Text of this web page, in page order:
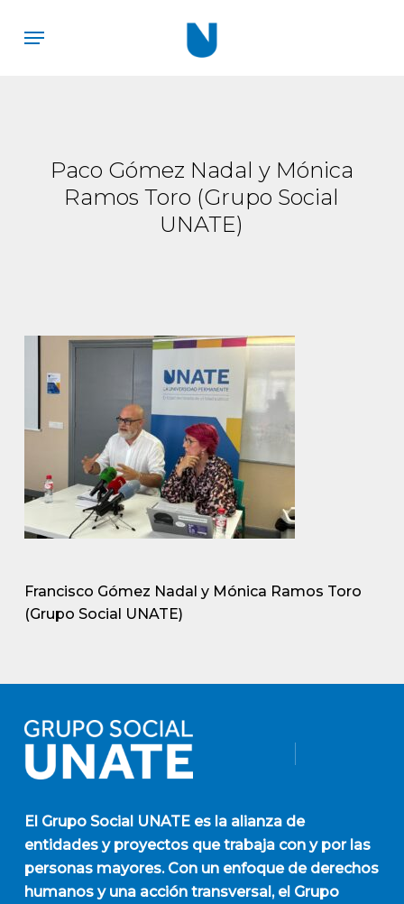
Menu
Paco Gómez Nadal y Mónica
Ramos Toro (Grupo Social
UNATE)
Francisco Gómez Nadal y Mónica Ramos Toro
(Grupo Social UNATE)
El Grupo Social UNATEes la alianza de
entidades y proyectos que trabaja con y por las
personas mayores. Con un enfoque de derechos
humanos y una acción transversal, el Grupo